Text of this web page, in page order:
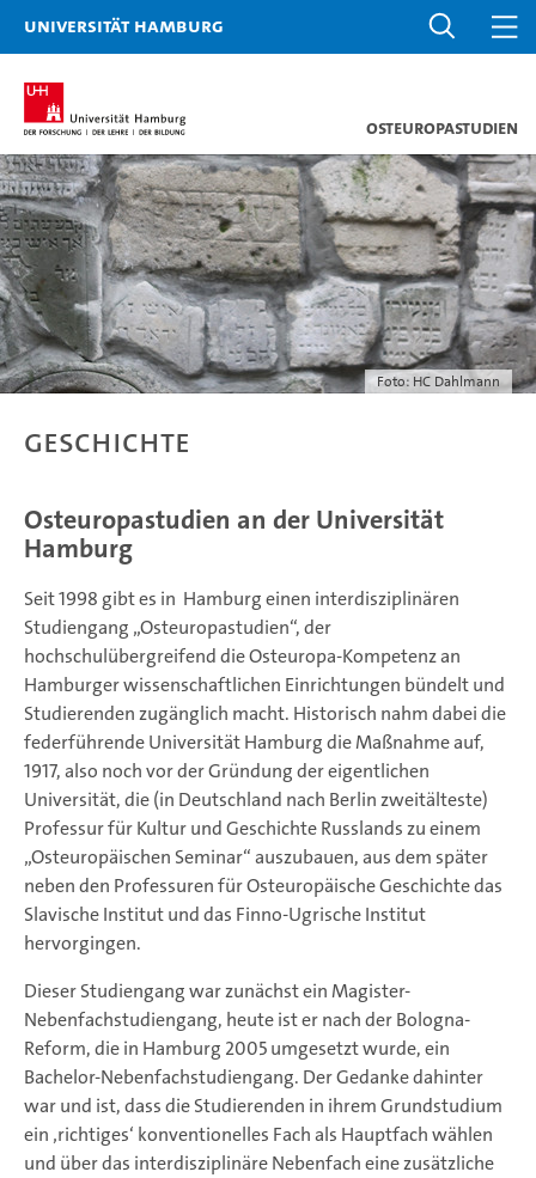
Universität Hamburg
Osteuropastudien
Foto: HC Dahlmann
Geschichte
Osteuropastudien an der Universität
Hamburg
Seit 1998 gibt es in Hamburg einen interdisziplinären
Studiengang „Osteuropastudien“, der
hochschulübergreifend die Osteuropa-Kompetenz an
Hamburger wissenschaftlichen Einrichtungen bündelt und
Studierenden zugänglich macht. Historisch nahm dabei die
federführende Universität Hamburg die Maßnahme auf,
1917, also noch vor der Gründung der eigentlichen
Universität, die (in Deutschland nach Berlin zweitälteste)
Professur für Kultur und Geschichte Russlands zu einem
„Osteuropäischen Seminar“ auszubauen, aus dem später
neben den Professuren für Osteuropäische Geschichte das
Slavische Institut und das Finno-Ugrische Institut
hervorgingen.
Dieser Studiengang war zunächst ein Magister-
Nebenfachstudiengang, heute ist er nach der Bologna-
Reform, die in Hamburg 2005 umgesetzt wurde, ein
Bachelor-Nebenfachstudiengang. Der Gedanke dahinter
war und ist, dass die Studierenden in ihrem Grundstudium
ein ‚richtiges‘ konventionelles Fach als Hauptfach wählen
und über das interdisziplinäre Nebenfach eine zusätzliche